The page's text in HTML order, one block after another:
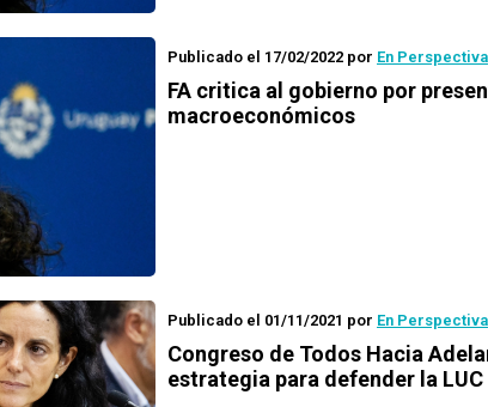
Publicado el 17/02/2022 por En Perspectiva
FA critica al gobierno por
macroeconómicos
Publicado el 01/11/2021 por En Perspectiva
Congreso de Todos Hacia
estrategia para defender la LUC